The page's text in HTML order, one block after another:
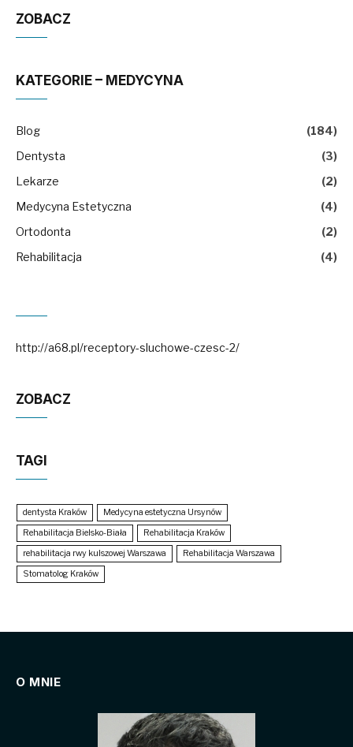
ZOBACZ
KATEGORIE – MEDYCYNA
Blog
(184)
Dentysta
(3)
Lekarze
(2)
Medycyna Estetyczna
(4)
Ortodonta
(2)
Rehabilitacja
(4)
http://a68.pl/receptory-sluchowe-czesc-2/
ZOBACZ
TAGI
dentysta Kraków
Medycyna estetyczna Ursynów
Rehabilitacja Bielsko-Biała
Rehabilitacja Kraków
rehabilitacja rwy kulszowej Warszawa
Rehabilitacja Warszawa
Stomatolog Kraków
O MNIE